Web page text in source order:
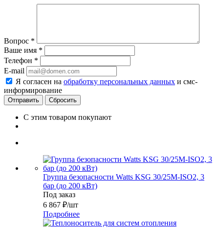
Вопрос *
Ваше имя *
Телефон *
E-mail
Я согласен на обработку персональных данных и смс-
информирование
Сбросить
С этим товаром покупают
Группа безопасности Watts KSG 30/25M-ISO2, 3
бар (до 200 кВт)
Под заказ
6 867 ₽/шт
Подробнее